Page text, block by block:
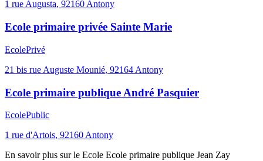
1 rue Augusta, 92160Antony
Ecole primaire privée Sainte Marie
EcolePrivé
21 bis rue Auguste Mounié, 92164 Antony
Ecole primaire publique André Pasquier
EcolePublic
1 rue d'Artois, 92160 Antony
En savoir plus sur le Ecole Ecole primaire publique Jean Zay